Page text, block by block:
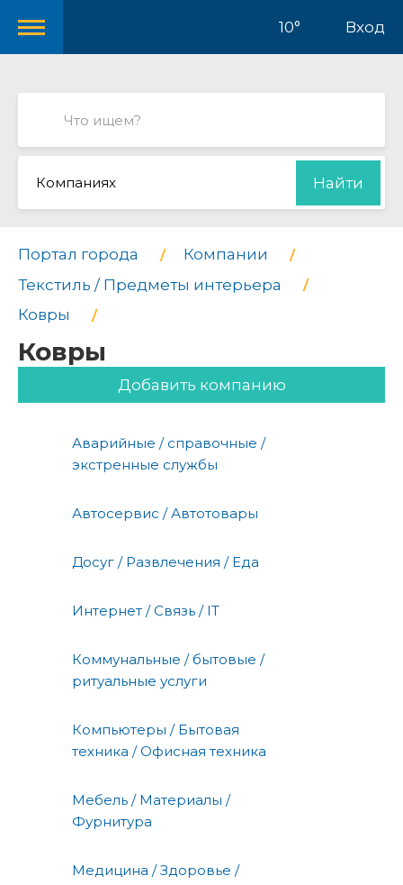
10° Вход
Компаниях Найти
Портал города
Компании
Текстиль / Предметы интерьера
Ковры
Ковры
Добавить компанию
Аварийные / справочные /
экстренные службы
Автосервис / Автотовары
Досуг / Развлечения / Еда
Интернет / Связь / IT
Коммунальные / бытовые /
ритуальные услуги
Компьютеры / Бытовая
техника / Офисная техника
Мебель / Материалы /
Фурнитура
Медицина / Здоровье /